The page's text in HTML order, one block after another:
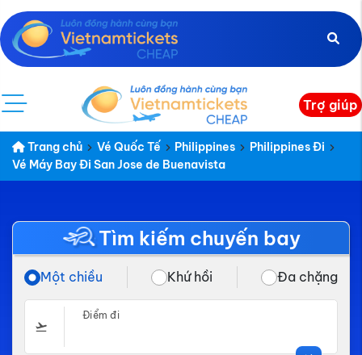
Trợ giúp
Trang chủ Vé Quốc Tế Philippines
Philippines Đi
Vé Máy Bay Đi San Jose de Buenavista
Tìm kiếm chuyến bay
Một chiều Khứ hồi Đa chặng
Điểm đi